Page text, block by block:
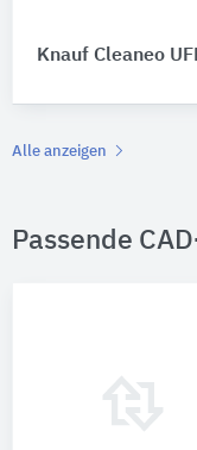
Knauf Cleaneo
Alle anzeigen
Passende